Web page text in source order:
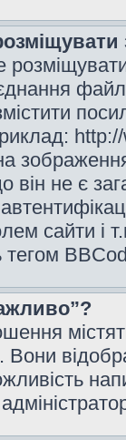
він не є
сайти і
тегом